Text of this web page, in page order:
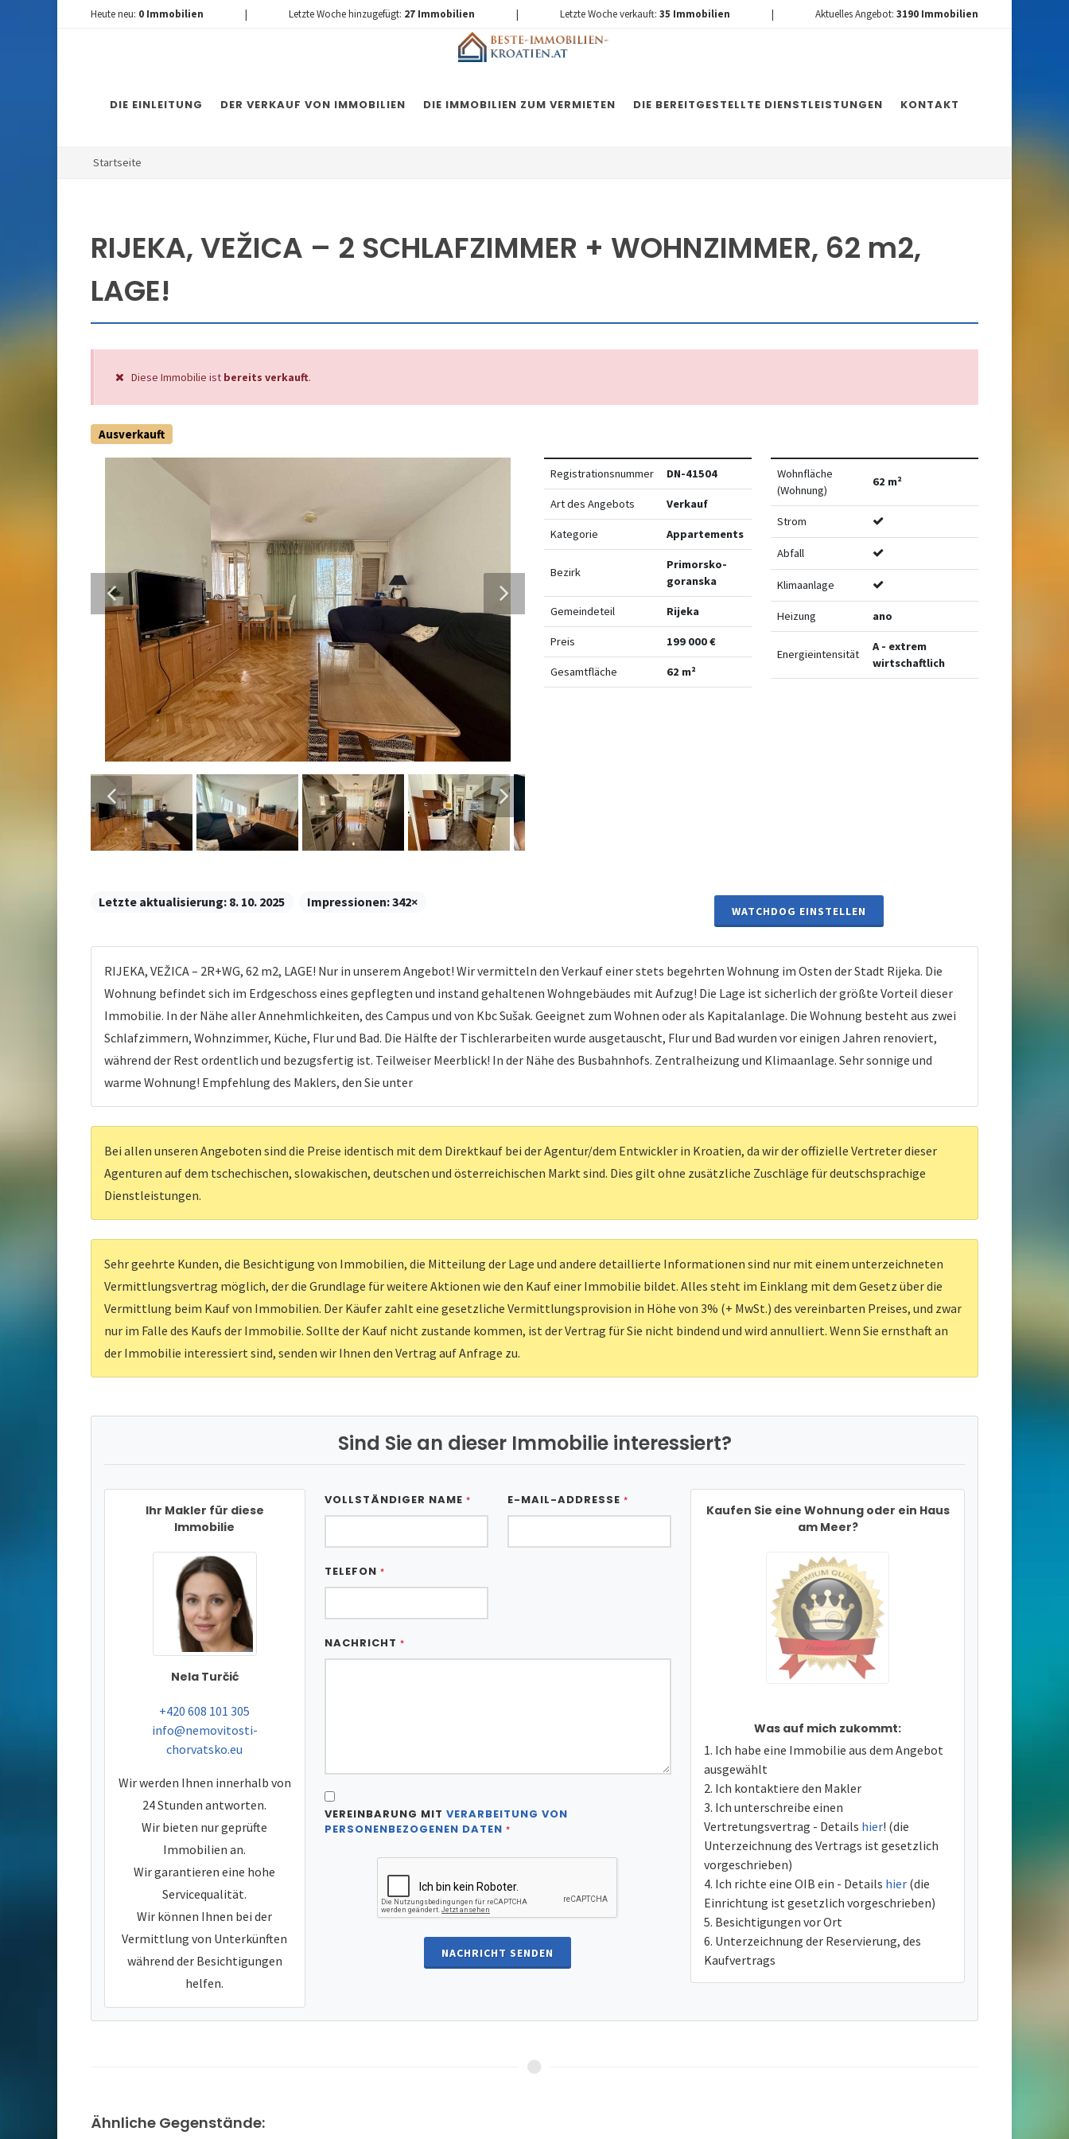
Heute neu: 0 Immobilien | Letzte Woche hinzugefügt: 27 Immobilien | Letzte Woche verkauft: 35 Immobilien | Aktuelles Angebot: 3190 Immobilien
DIE EINLEITUNG DER VERKAUF VON IMMOBILIEN DIE IMMOBILIEN ZUM VERMIETEN DIE BEREITGESTELLTE DIENSTLEISTUNGEN KONTAKT
Startseite
RIJEKA, VEŽICA – 2 SCHLAFZIMMER + WOHNZIMMER, 62 m2,
LAGE!
Diese Immobilie ist bereits verkauft.
Ausverkauft
Registrationsnummer DN-41504
Art des Angebots Verkauf
Kategorie Appartements
Bezirk
Primorsko-
goranska
Gemeindeteil Rijeka
Preis 199 000 €
Gesamtfläche 62 m²
Wohnfläche
(Wohnung)
62 m²
Strom
Abfall
Klimaanlage
Heizung ano
Energieintensität
A - extrem
wirtschaftlich
Letzte aktualisierung: 8. 10. 2025 Impressionen:342×
WATCHDOG EINSTELLEN
RIJEKA, VEŽICA – 2R+WG, 62 m2, LAGE! Nur in unserem Angebot! Wir vermitteln den Verkauf einer stets begehrten Wohnung im Osten der Stadt Rijeka. Die
Wohnung befindet sich im Erdgeschoss eines gepflegten und instand gehaltenen Wohngebäudes mit Aufzug! Die Lage ist sicherlich der größte Vorteil dieser
Immobilie. In der Nähe aller Annehmlichkeiten, des Campus und von Kbc Sušak. Geeignet zum Wohnen oder als Kapitalanlage. Die Wohnung besteht aus zwei
Schlafzimmern, Wohnzimmer, Küche, Flur und Bad. Die Hälfte der Tischlerarbeiten wurde ausgetauscht, Flur und Bad wurden vor einigen Jahren renoviert,
während der Rest ordentlich und bezugsfertig ist. Teilweiser Meerblick! In der Nähe des Busbahnhofs. Zentralheizung und Klimaanlage. Sehr sonnige und
warme Wohnung! Empfehlung des Maklers, den Sie unter
Bei allen unseren Angeboten sind die Preise identisch mit dem Direktkauf bei der Agentur/dem Entwickler in Kroatien, da wir der offizielle Vertreter dieser
Agenturen auf dem tschechischen, slowakischen, deutschen und österreichischen Markt sind. Dies gilt ohne zusätzliche Zuschläge für deutschsprachige
Dienstleistungen.
Sehr geehrte Kunden, die Besichtigung von Immobilien, die Mitteilung der Lage und andere detaillierte Informationen sind nur mit einem unterzeichneten
Vermittlungsvertrag möglich, der die Grundlage für weitere Aktionen wie den Kauf einer Immobilie bildet. Alles steht im Einklang mit dem Gesetz über die
Vermittlung beim Kauf von Immobilien. Der Käufer zahlt eine gesetzliche Vermittlungsprovision in Höhe von 3% (+ MwSt.) des vereinbarten Preises, und zwar
nur im Falle des Kaufs der Immobilie. Sollte der Kauf nicht zustande kommen, ist der Vertrag für Sie nicht bindend und wird annulliert. Wenn Sie ernsthaft an
der Immobilie interessiert sind, senden wir Ihnen den Vertrag auf Anfrage zu.
Sind Sie an dieser Immobilie interessiert?
Ihr Makler für diese
Immobilie
Nela Turčić
tel:
+420 608 101 305
e-mail:
info@nemovitosti-
chorvatsko.eu
Wir werden Ihnen innerhalb von
24 Stunden antworten.
Wir bieten nur geprüfte
Immobilien an.
Wir garantieren eine hohe
Servicequalität.
Wir können Ihnen bei der
Vermittlung von Unterkünften
während der Besichtigungen
helfen.
VOLLSTÄNDIGER NAME * E-MAIL-ADDRESSE *
TELEFON *
NACHRICHT *
VEREINBARUNG MIT VERARBEITUNG VON
PERSONENBEZOGENEN DATEN *
NACHRICHT SENDEN
Kaufen Sie eine Wohnung oder ein Haus
am Meer?
Was auf mich zukommt:
Ich habe eine Immobilie aus dem Angebot
ausgewählt
Ich kontaktiere den Makler
Ich unterschreibe einen
Vertretungsvertrag - Details hier! (die
Unterzeichnung des Vertrags ist gesetzlich
vorgeschrieben)
Ich richte eine OIB ein - Details hier (die
Einrichtung ist gesetzlich vorgeschrieben)
Besichtigungen vor Ort
Unterzeichnung der Reservierung, des
Kaufvertrags
Ähnliche Gegenstände: